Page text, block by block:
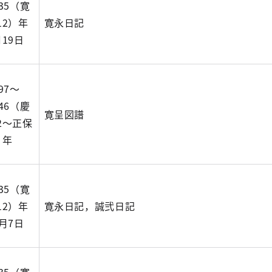
（寛
）年
日
寛永日記
～
（慶
正保
寛呈図譜
（寛
）年
7日
寛永日記，誠弐日記